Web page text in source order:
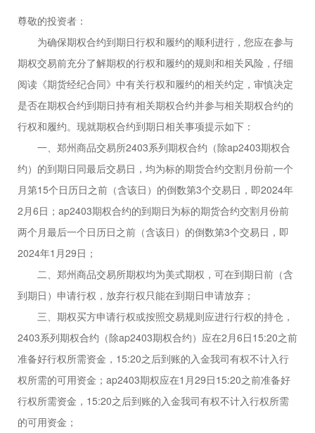
尊敬的投资者：
为确保期权合约到期日行权和履约的顺利进行，您应在参与
期权交易前充分了解期权的行权和履约的规则和相关风险，仔细
阅读《期货经纪合同》中有关行权和履约的相关约定，审慎决定
是否在期权合约到期日持有相关期权合约并参与相关期权合约的
行权和履约。现就期权合约到期日相关事项提示如下：
一、 郑州商品交易所2403系列期权合约 （除ap2403期权合
约） 的到期日同最后交易日，均为标的期货合约交割月份前一个
月第15个日历日之前（含该日）的倒数第3个交易日 ，即2024年
2月6日； ap2403期权合约的到期日为标的期货合约交割月份前
两个月最后一个日历日之前（含该日）的倒数第3个交易日，即
2024年1月29日；
二、 郑州商品交易所期权均为美式期权，可在到期日前（含
到期日）申请行权， 放弃行权只能在到期日申请放弃；
三、 期权买方申请行权或按照交易规则应进行行权的持仓，
2403系列期权合约（除ap2403期权合约） 应在2月6日15:20之前
准备好行权所需资金， 15:20之后到账的入金我司有权不计入行
权所需的可用资金； ap2403期权应在1月29日15:20之前准备好
行权所需资金，15:20之后到账的入金我司有权不计入行权所需
的可用资金；